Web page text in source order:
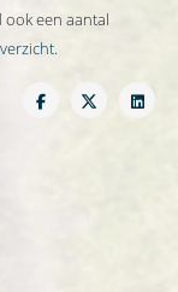
ook een aantal
.